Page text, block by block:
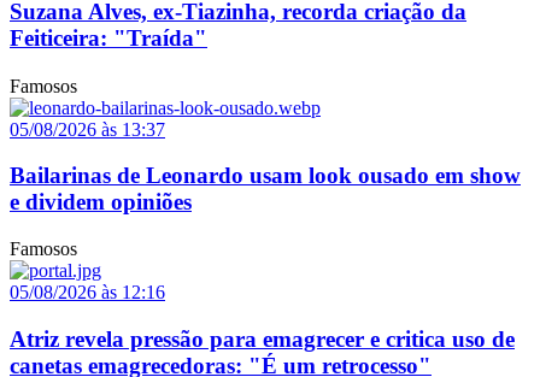
Suzana Alves, ex-Tiazinha, recorda criação da
Feiticeira: "Traída"
Famosos
05/08/2026 às 13:37
Bailarinas de Leonardo usam look ousado em show
e dividem opiniões
Famosos
05/08/2026 às 12:16
Atriz revela pressão para emagrecer e critica uso de
canetas emagrecedoras: "É um retrocesso"